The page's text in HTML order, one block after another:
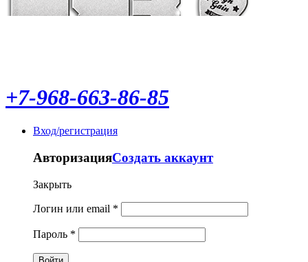
+7-968-663-86-85
Вход/регистрация
АвторизацияСоздать аккаунт
Закрыть
Логин или email *
Пароль *